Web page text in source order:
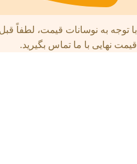
به نوسانات قیمت، لطفاً
نهایی با ما تماس بگیرید.